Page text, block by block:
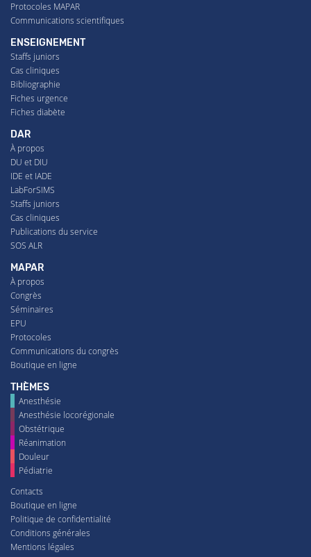
Protocoles MAPAR
Communications scientifiques
ENSEIGNEMENT
Staffs juniors
Cas cliniques
Bibliographie
Fiches urgence
Fiches diabète
DAR
À propos
DU et DIU
IDE et IADE
LabForSIMS
Staffs juniors
Cas cliniques
Publications du service
SOS ALR
MAPAR
À propos
Congrès
Séminaires
EPU
Protocoles
Communications du congrès
Boutique en ligne
THÈMES
Anesthésie
Anesthésie locorégionale
Obstétrique
Réanimation
Douleur
Pédiatrie
Contacts
Boutique en ligne
Politique de confidentialité
Conditions générales
Mentions légales